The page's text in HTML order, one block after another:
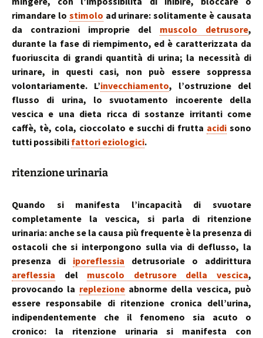
rimandare lo stimolo ad urinare: solitamente è causata
da contrazioni improprie del muscolo detrusore,
durante la fase di riempimento, ed è caratterizzata da
fuoriuscita di grandi quantità di urina; la necessità di
urinare, in questi casi, non può essere soppressa
volontariamente. L’invecchiamento, l’ostruzione del
flusso di urina, lo svuotamento incoerente della
vescica e una dieta ricca di sostanze irritanti come
caffè, tè, cola, cioccolato e succhi di frutta acidi sono
tutti possibili fattori eziologici.
ritenzioneurinaria
Quando si manifesta l’incapacità di svuotare
completamente la vescica, si parla di ritenzione
urinaria: anche se la causa più frequente è la presenza di
ostacoli che si interpongono sulla via di deflusso, la
presenza di iporeflessia detrusoriale o addirittura
areflessia del muscolo detrusore della vescica,
provocando la replezioneabnorme della vescica, può
essere responsabile di ritenzione cronica dell’urina,
indipendentemente che il fenomeno sia acuto o
cronico: la ritenzione urinaria si manifesta con